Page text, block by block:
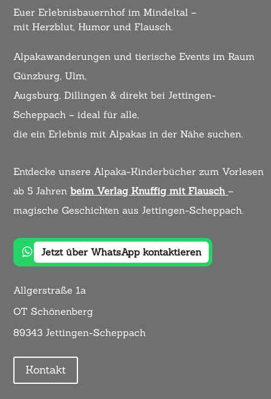
Euer Erlebnisbauernhof im Mindeltal –
mit Herzblut, Humor und Flausch.
Alpakawanderungen und tierische Events im Raum
Günzburg, Ulm,
Augsburg, Dillingen & direkt bei Jettingen-
Scheppach – ideal für alle,
die ein Erlebnis mit Alpakas in der Nähe suchen.
Entdecke unsere Alpaka-Kinderbücher zum Vorlesen
ab 5 Jahrenbeim Verlag Knuffig mit Flausch –
magische Geschichten aus Jettingen-Scheppach.
Jetzt über WhatsApp kontaktieren
Allgerstraße 1a
OT Schönenberg
89343 Jettingen-Scheppach
Kontakt